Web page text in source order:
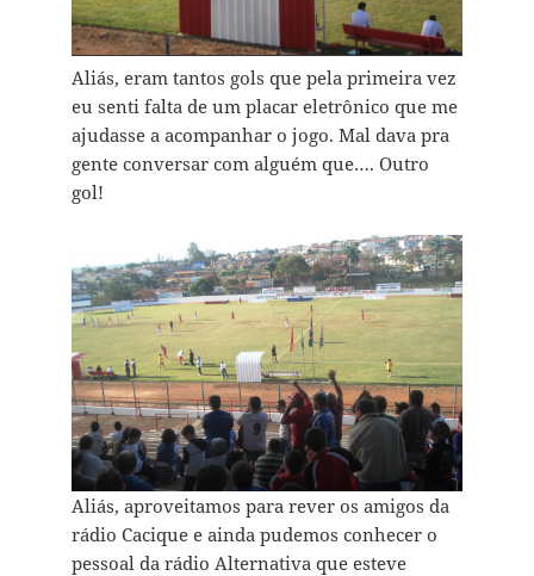
Aliás, eram tantos gols que pela primeira vez
eu senti falta de um placar eletrônico que me
ajudasse a acompanhar o jogo. Mal dava pra
gente conversar com alguém que…. Outro
gol!
Aliás, aproveitamos para rever os amigos da
rádio Cacique e ainda pudemos conhecer o
pessoal da rádio Alternativa que esteve